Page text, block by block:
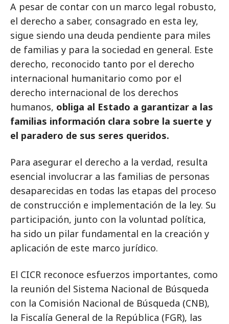
A pesar de contar con un marco legal robusto,
el derecho a saber, consagrado en esta ley,
sigue siendo una deuda pendiente para miles
de familias y para la sociedad en general. Este
derecho, reconocido tanto por el derecho
internacional humanitario como por el
derecho internacional de los derechos
humanos, obliga al Estado a garantizar a las
familias información clara sobre la suerte y
el paradero de sus seres queridos.
Para asegurar el derecho a la verdad, resulta
esencial involucrar a las familias de personas
desaparecidas en todas las etapas del proceso
de construcción e implementación de la ley. Su
participación, junto con la voluntad política,
ha sido un pilar fundamental en la creación y
aplicación de este marco jurídico.
El CICR reconoce esfuerzos importantes, como
la reunión del Sistema Nacional de Búsqueda
con la Comisión Nacional de Búsqueda (CNB),
la Fiscalía General de la República (FGR), las